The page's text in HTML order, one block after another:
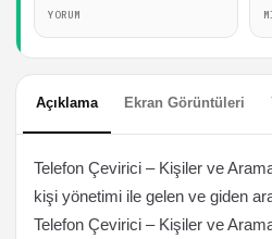
YORUM
Açıklama Ekran Görüntüleri
Telefon Çevirici – Kişiler ve
kişi yönetimi ile gelen ve giden
Telefon Çevirici – Kişiler ve